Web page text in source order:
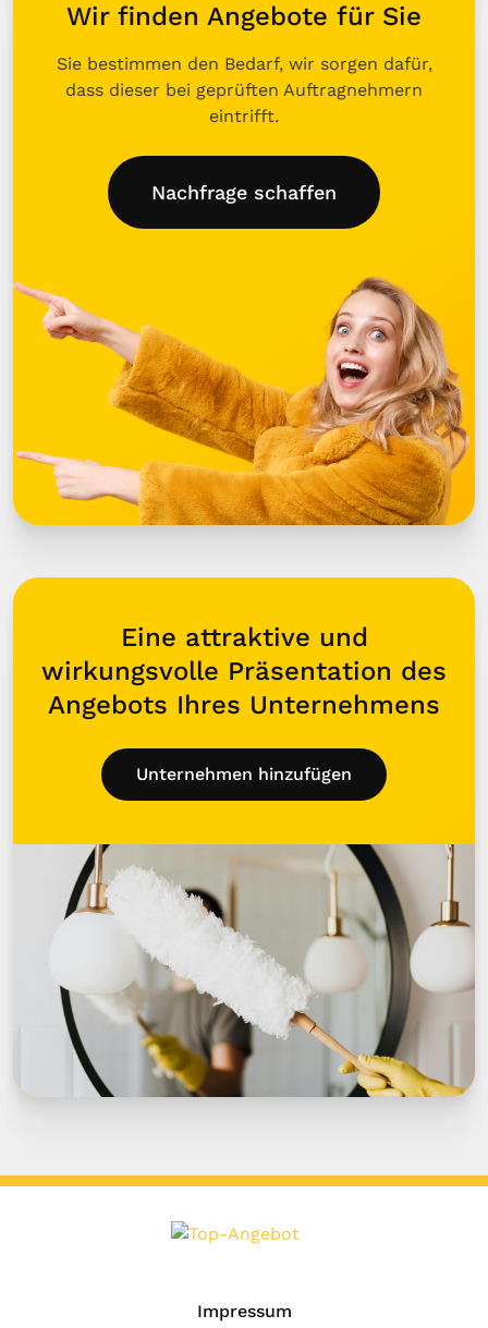
Wir finden Angebote für Sie
Sie bestimmen den Bedarf, wir sorgen dafür,
dass dieser bei geprüften Auftragnehmern
eintrifft.
Nachfrage schaffen
Eine attraktive und
wirkungsvolle Präsentation des
Angebots Ihres Unternehmens
Unternehmen hinzufügen
Impressum